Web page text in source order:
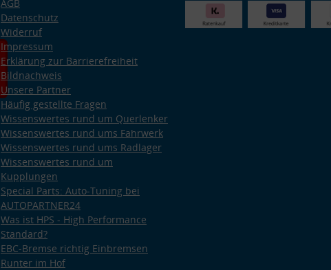
AGB
Datenschutz
Widerruf
Impressum
Erklärung zur Barrierefreiheit
Bildnachweis
Unsere Partner
Häufig gestellte Fragen
Wissenswertes rund um Querlenker
Wissenswertes rund ums Fahrwerk
Wissenswertes rund ums Radlager
Wissenswertes rund um
Kupplungen
Special Parts: Auto-Tuning bei
AUTOPARTNER24
Was ist HPS - High Performance
Standard?
EBC-Bremse richtig Einbremsen
Runter im Hof